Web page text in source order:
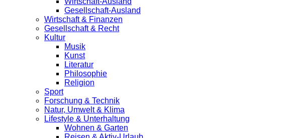
Gesellschaft-Ausland
Wirtschaft & Finanzen
Gesellschaft & Recht
Kultur
Musik
Kunst
Literatur
Philosophie
Religion
Sport
Forschung & Technik
Natur, Umwelt & Klima
Lifestyle & Unterhaltung
Wohnen & Garten